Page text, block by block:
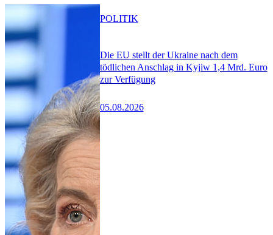
Die EU stellt der Ukraine nach dem
tödlichen Anschlag in Kyjiw 1,4 Mrd. Euro
zur Verfügung
05.08.2026
POLITIK